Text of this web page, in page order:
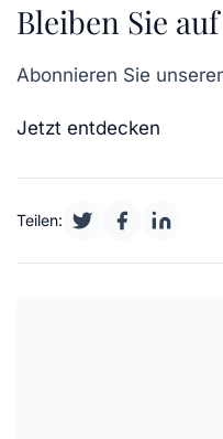
Bleiben Sie
Abonnieren Sie
Jetzt entdecken
Teilen: